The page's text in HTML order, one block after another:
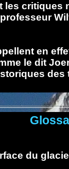
les critiques
en
le dit
du